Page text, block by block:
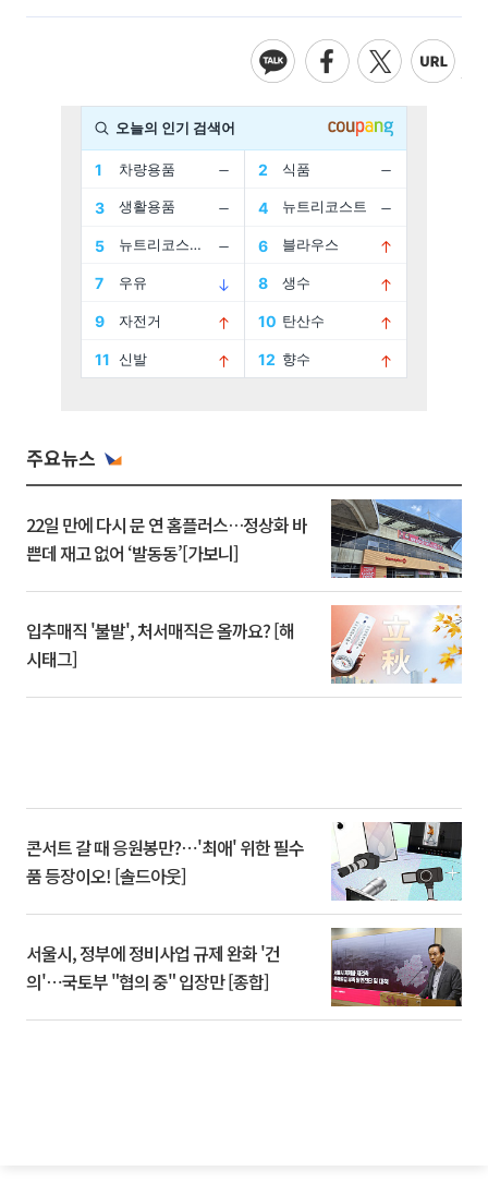
주요뉴스
22일 만에 다시 문 연 홈플러스…정상화 바
쁜데 재고 없어 ‘발동동’[가보니]
입추매직 '불발', 처서매직은 올까요? [해
시태그]
콘서트 갈 때 응원봉만?⋯'최애' 위한 필수
품 등장이오! [솔드아웃]
서울시, 정부에 정비사업 규제 완화 '건
의'⋯국토부 "협의 중" 입장만 [종합]